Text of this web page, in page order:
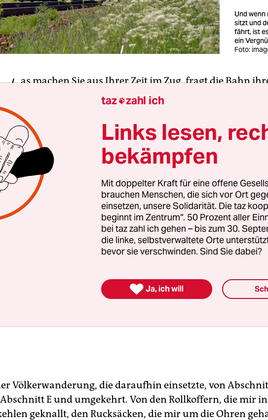
Und wenn
sitzt und
fährt, ist
ein
Foto:
as machen Sie aus Ihrer Zeit im Zug, fragt die Bahn
Reisenden im ICE und bittet, ihr das doch zu schreiben.
Bahn, das kann ich dir sagen: Ich erhole mich gerade von
mich von dem Schreck, der mir in die Glieder fuhr, als auf
wieder einmal der Fluch aufleuchtete: „Heute
Wagenreihung“.
Völkerwanderung, die daraufhin einsetzte, von
E und umgekehrt. Von den Rollkoffern, die mir in
geknallt, den Rucksäcken, die mir um die Ohren
taz zahl ich
Links lesen,
bekämpfen
Mit doppelter Kraft für eine offene
brauchen Menschen, die sich vor Ort
einsetzen, unsere Solidarität. Die taz
beginnt im Zentrum“. 50 Prozent aller
bei taz zahl ich gehen – bis zum 30.
die linke, selbstverwaltete Orte
bevor sie verschwinden. Sind Sie dabei?
 Ja, ich will